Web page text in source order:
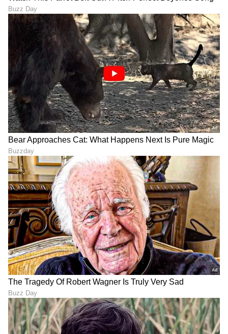
ಸುದ್ದಿಗಳು ಮತ್ತು ಇತ್ತೀಚಿನ ಸುದ್ದಿಗಳಿಗಾಗಿ ಏಷ್ಯಾನೆಟ್
ಸುವರ್ಣ ನ್ಯೂಸ್‌ನಲ್ಲಿ ಮನರಂಜನಾ ವಿಭಾಗ ನೋಡಿ.
ಸಿನಿಮಾ ವಿಮರ್ಶೆಗಳು ( Kannada Movies Review),
ತಾರೆಯರ ಸಂದರ್ಶನಗಳು, ಧಾರಾವಾಹಿ ಅಪ್‌ಡೇಟ್ಸ್‌,
ತೆರೆಮರೆಯ ಕಥೆಗಳು, OTT ರಿಲೀಸ್‌ಗಳ ಬಗ್ಗೆ
ಮಾಹಿತಿಯೂ ಇಲ್ಲಿದೆ.
ABOUT THE AUTHOR
SN Suvarna News
ದಂಪತಿಗಳು
Published :Jul 28 2023, 05:48 PM IST